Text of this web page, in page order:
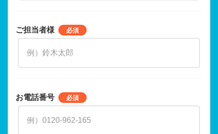
ご担当者様
お電話番号